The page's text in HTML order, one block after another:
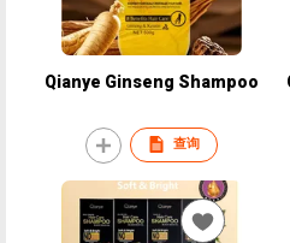
Qianye Ginseng Shampoo
查询